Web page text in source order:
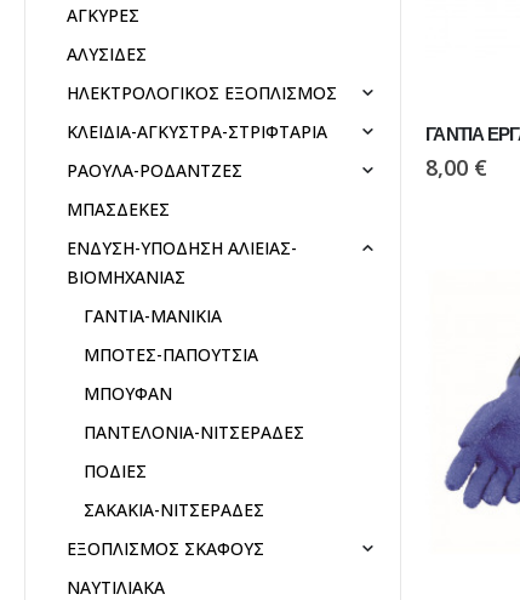
ΓΑΝΤΙΑ
8,00 €
ΑΓΚΥΡΕΣ
ΑΛΥΣΙΔΕΣ
ΗΛΕΚΤΡΟΛΟΓΙΚΟΣ ΕΞΟΠΛΙΣΜΟΣ
ΚΛΕΙΔΙΑ-ΑΓΚΥΣΤΡΑ-ΣΤΡΙΦΤΑΡΙΑ
ΡΑΟΥΛΑ-ΡΟΔΑΝΤΖΕΣ
ΜΠΑΣΔΕΚΕΣ
ΕΝΔΥΣΗ-ΥΠΟΔΗΣΗ ΑΛΙΕΙΑΣ-
ΒΙΟΜΗΧΑΝΙΑΣ
ΓΑΝΤΙΑ-ΜΑΝΙΚΙΑ
ΜΠΟΤΕΣ-ΠΑΠΟΥΤΣΙΑ
ΜΠΟΥΦΑΝ
ΠΑΝΤΕΛΟΝΙΑ-ΝΙΤΣΕΡΑΔΕΣ
ΠΟΔΙΕΣ
ΣΑΚΑΚΙΑ-ΝΙΤΣΕΡΑΔΕΣ
ΕΞΟΠΛΙΣΜΟΣ ΣΚΑΦΟΥΣ
ΝΑΥΤΙΛΙΑΚΑ